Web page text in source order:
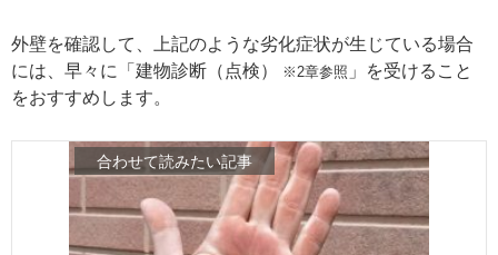
外壁を確認して、上記のような劣化症状が生じている場合
には、早々に「建物診断（点検）
※2章参照 」を受けること
をおすすめします。